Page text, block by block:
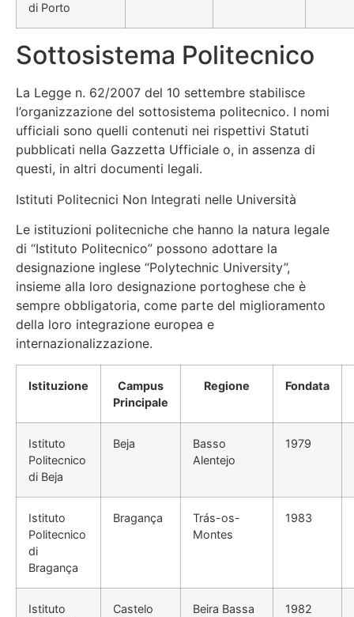
di Porto
Sottosistema Politecnico
La Legge n. 62/2007 del 10 settembre stabilisce
l’organizzazione del sottosistema politecnico. I nomi
ufficiali sono quelli contenuti nei rispettivi Statuti
pubblicati nella Gazzetta Ufficiale o, in assenza di
questi, in altri documenti legali.
Istituti Politecnici Non Integrati nelle Università
Le istituzioni politecniche che hanno la natura legale
di “Istituto Politecnico” possono adottare la
designazione inglese “Polytechnic University”,
insieme alla loro designazione portoghese che è
sempre obbligatoria, come parte del miglioramento
della loro integrazione europea e
internazionalizzazione.
Istituzione
Campus
Principale
Regione Fondata
Istituto
Politecnico
di Beja
Beja
Basso
Alentejo
1979
Istituto
Politecnico
di
Bragança
Bragança
Trás-os-
Montes
1983
Istituto
Castelo
Beira Bassa 1982